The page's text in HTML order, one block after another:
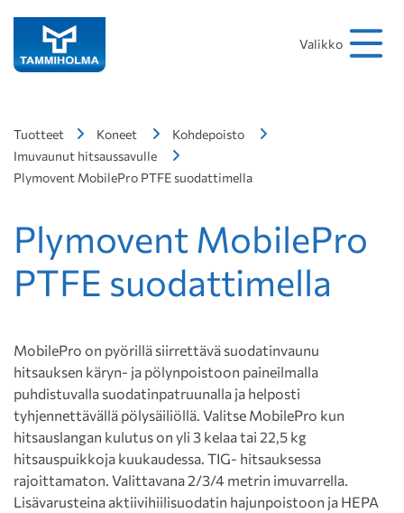
Valikko
Tuotteet Koneet
Kohdepoisto
Imuvaunut hitsaussavulle
Plymovent MobilePro PTFE suodattimella
Plymovent MobilePro
PTFE suodattimella
MobilePro on pyörillä siirrettävä suodatinvaunu
hitsauksen käryn- ja pölynpoistoon paineilmalla
puhdistuvalla suodatinpatruunalla ja helposti
tyhjennettävällä pölysäiliöllä. Valitse MobilePro kun
hitsauslangan kulutus on yli 3 kelaa tai 22,5 kg
hitsauspuikkoja kuukaudessa. TIG- hitsauksessa
rajoittamaton. Valittavana 2/3/4 metrin imuvarrella.
Lisävarusteina aktiivihiilisuodatin hajunpoistoon ja HEPA